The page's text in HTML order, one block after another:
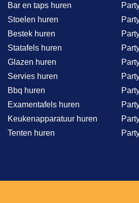
Bar en taps huren
Stoelen huren
Bestek huren
Statafels huren
Glazen huren
Servies huren
Bbq huren
Examentafels huren
Keukenapparatuur huren
Tenten huren